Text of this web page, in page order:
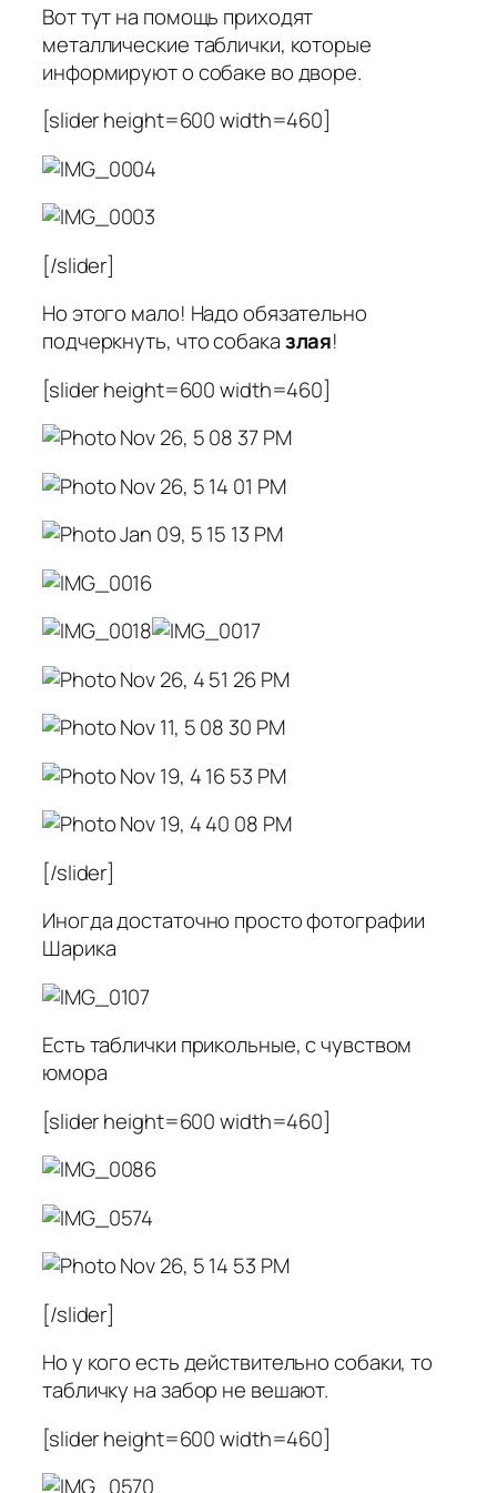
Вот тут на помощь приходят
металлические таблички, которые
информируют о собаке во дворе.
[slider height=600 width=460]
[/slider]
Но этого мало! Надо обязательно
подчеркнуть, что собаказлая!
[slider height=600 width=460]
[/slider]
Иногда достаточно просто фотографии
Шарика
Есть таблички прикольные, с чувством
юмора
[slider height=600 width=460]
[/slider]
Но у кого есть действительно собаки, то
табличку на забор не вешают.
[slider height=600 width=460]